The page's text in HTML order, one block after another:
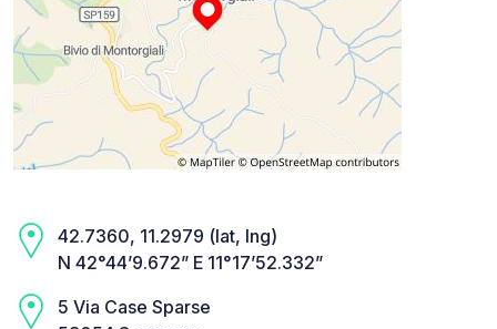
42.7360, 11.2979 (lat, lng)
N 42°44’9.672” E 11°17’52.332”
5 Via Case Sparse